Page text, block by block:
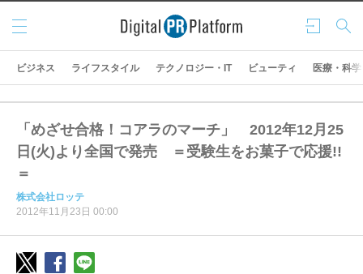
ログ
イン
検索
メニ
ュー
ビジネス ライフスタイル テクノロジー・IT ビューティ 医療・科学
「めざせ合格！コアラのマーチ」 2012年12月25
日(火)より全国で発売 ＝受験生をお菓子で応援!!
＝
株式会社ロッテ
2012年11月23日 00:00